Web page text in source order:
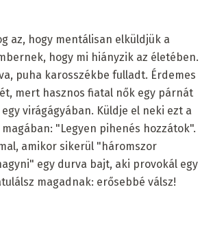
az, hogy mentálisan elküldjük a
hogy mi hiányzik az életében.
puha karosszékbe fulladt. Érdemes
mert hasznos fiatal nők egy párnát
virágágyában. Küldje el neki ezt a
"Legyen pihenés hozzátok".
amikor sikerül "háromszor
egy durva bajt, aki provokál egy
magadnak: erősebbé válsz!